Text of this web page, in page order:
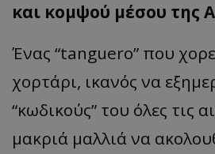
και κομψού μέσου της
Ένας “tanguero” που
χορτάρι, ικανός να
“κωδικούς” του όλες τις
μακριά μαλλιά να